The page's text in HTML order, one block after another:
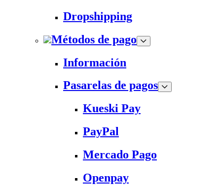
Dropshipping
Métodos de pago
Información
Pasarelas de pagos
Kueski Pay
PayPal
Mercado Pago
Openpay